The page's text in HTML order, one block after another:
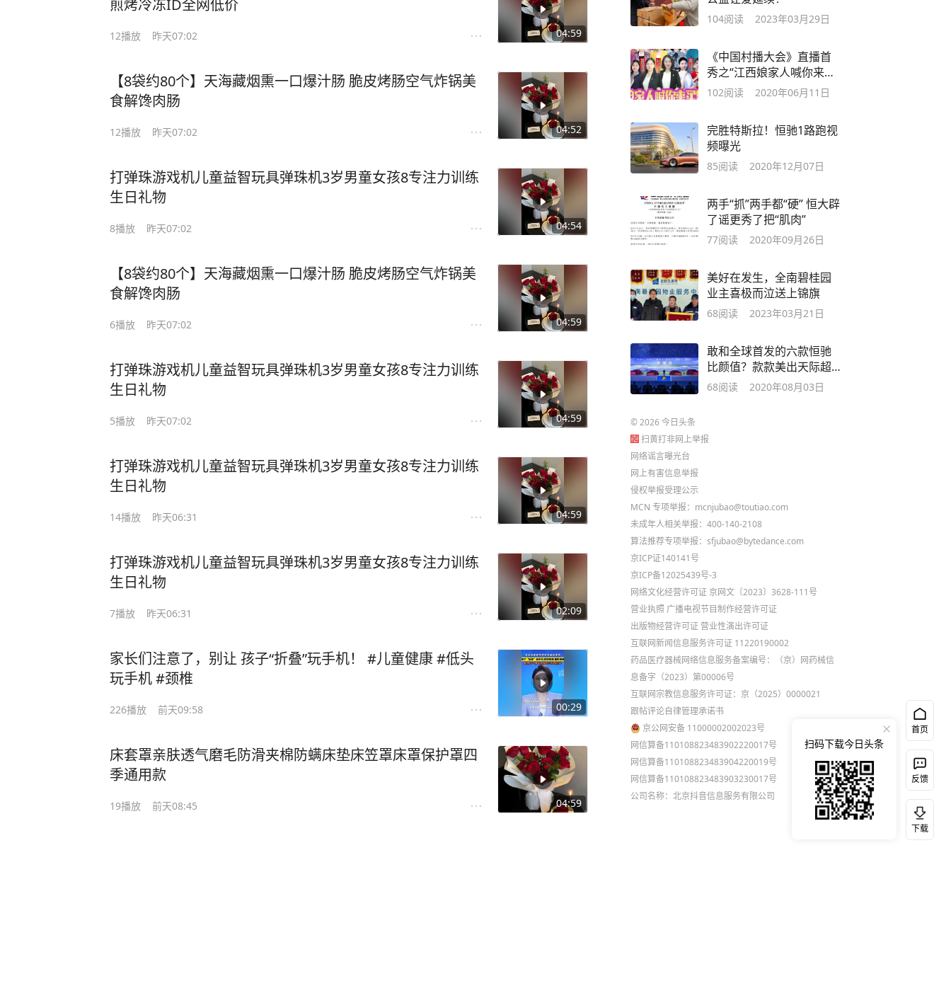
04:59
煎烤冷冻ID全网低价
12播放 昨天07:02
04:52
【8袋约80个】天海藏烟熏一口爆汁肠 脆皮烤肠空气炸锅美
食解馋肉肠
12播放 昨天07:02
04:54
打弹珠游戏机儿童益智玩具弹珠机3岁男童女孩8专注力训练
生日礼物
8播放 昨天07:02
04:59
【8袋约80个】天海藏烟熏一口爆汁肠 脆皮烤肠空气炸锅美
食解馋肉肠
6播放 昨天07:02
04:59
打弹珠游戏机儿童益智玩具弹珠机3岁男童女孩8专注力训练
生日礼物
5播放 昨天07:02
04:59
打弹珠游戏机儿童益智玩具弹珠机3岁男童女孩8专注力训练
生日礼物
14播放 昨天06:31
02:09
打弹珠游戏机儿童益智玩具弹珠机3岁男童女孩8专注力训练
生日礼物
7播放 昨天06:31
00:29
家长们注意了，别让 孩子“折叠”玩手机！ #儿童健康 #低头
玩手机 #颈椎
226播放 前天09:58
04:59
床套罩亲肤透气磨毛防滑夹棉防螨床垫床笠罩床罩保护罩四
季通用款
19播放 前天08:45
104阅读 2023年03月29日
《中国村播大会》直播首
秀之“江西娘家人喊你来买
货”直倒计时3天
102阅读 2020年06月11日
完胜特斯拉！恒驰1路跑视
频曝光
85阅读 2020年12月07日
两手“抓”两手都“硬” 恒大辟
了谣更秀了把“肌肉”
77阅读 2020年09月26日
美好在发生，全南碧桂园
业主喜极而泣送上锦旗
68阅读 2023年03月21日
敢和全球首发的六款恒驰
比颜值？款款美出天际超
治愈
68阅读 2020年08月03日
©2026今日头条
扫黄打非网上举报
网络谣言曝光台
网上有害信息举报
侵权举报受理公示
MCN 专项举报：mcnjubao@toutiao.com
未成年人相关举报：400-140-2108
算法推荐专项举报：sfjubao@bytedance.com
京ICP证140141号
京ICP备12025439号-3
网络文化经营许可证 京网文〔2023〕3628-111号
营业执照 广播电视节目制作经营许可证
出版物经营许可证 营业性演出许可证
互联网新闻信息服务许可证 11220190002
药品医疗器械网络信息服务备案编号：（京）网药械信
息备字（2023）第00006号
互联网宗教信息服务许可证：京（2025）0000021
跟帖评论自律管理承诺书
京公网安备 11000002002023号
网信算备110108823483902220017号
网信算备110108823483904220019号
网信算备110108823483903230017号
公司名称：北京抖音信息服务有限公司
首页
反馈
下载
扫码下载今日头条